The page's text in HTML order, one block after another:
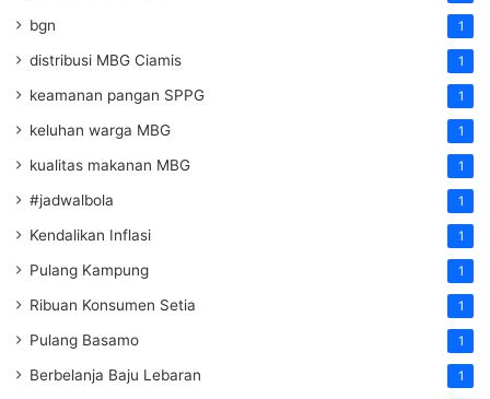
bgn 1
distribusi MBG Ciamis 1
keamanan pangan SPPG 1
keluhan warga MBG 1
kualitas makanan MBG 1
#jadwalbola 1
Kendalikan Inflasi 1
Pulang Kampung 1
Ribuan Konsumen Setia 1
Pulang Basamo 1
Berbelanja Baju Lebaran 1